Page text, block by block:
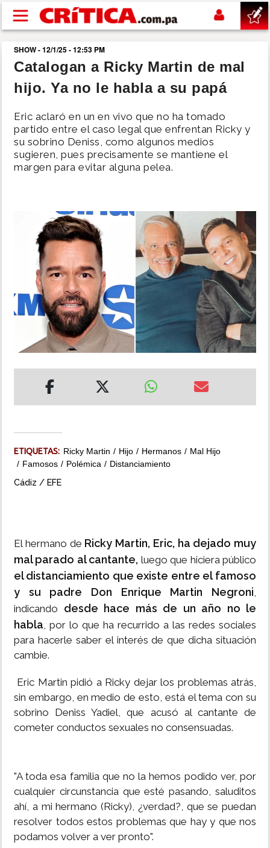
Pasar al contenido principal
buscar
SUCESOS
NACIONAL
POLÍTICA
DEPORTES
MUNDO
INSÓLITAS
MULTIMEDIA
SHOW - 12/1/25 - 12:53 PM
Catalogan a Ricky Martin de mal
hijo. Ya no le habla a su papá
Eric aclaró en un en vivo que no ha tomado
partido entre el caso legal que enfrentan Ricky y
su sobrino Deniss, como algunos medios
sugieren, pues precisamente se mantiene el
margen para evitar alguna pelea.
ETIQUETAS: Ricky Martin Hijo Hermanos
Mal Hijo
Famosos
Polémica Distanciamiento
Cádiz / EFE
El hermano de Ricky Martin, Eric, ha dejado muy
mal parado al cantante, luego que hiciera público
el distanciamiento que existe entre el famoso
y su padre Don Enrique Martin Negroni,
indicando desde hace más de un año no le
habla, por lo que ha recurrido a las redes sociales
para hacerle saber el interés de que dicha situación
cambie.
Eric Martin pidió a Ricky dejar los problemas atrás,
sin embargo, en medio de esto, está el tema con su
sobrino Deniss Yadiel, que acusó al cantante de
cometer conductos sexuales no consensuadas.
"A toda esa familia que no la hemos podido ver, por
cualquier circunstancia que esté pasando, saluditos
ahí, a mi hermano (Ricky), ¿verdad?, que se puedan
resolver todos estos problemas que hay y que nos
podamos volver a ver pronto".